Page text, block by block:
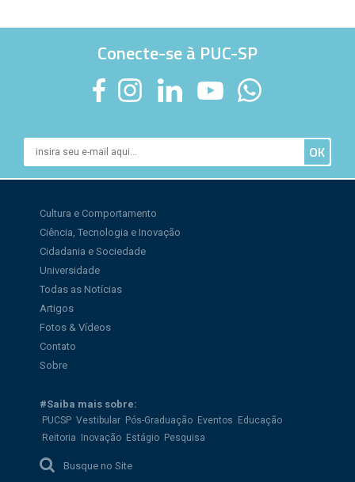
Conecte-se à PUC-SP
Cultura e Comportamento
Ciência, Tecnologia e Inovação
Cidadania e Sociedade
Universidade
Todas as Notícias
Artigos
Fotos & Vídeos
Contato
Sobre
#Saiba mais sobre:
PUCSP Vestibular Pós-Graduação Eventos Educação
Reitoria Inovação Estágio Pesquisa
Busque no Site